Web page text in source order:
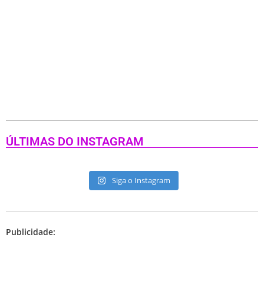
ÚLTIMAS DO INSTAGRAM
Siga o Instagram
Publicidade: